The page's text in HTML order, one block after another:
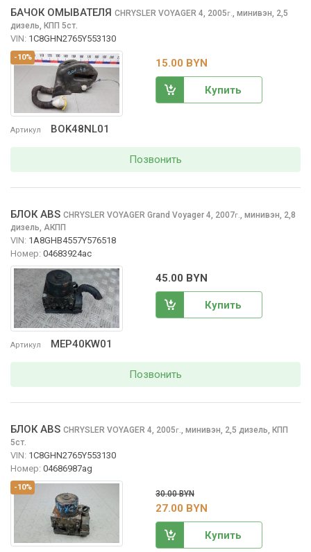
-10%
Артикул BOK48NL01
БАЧОК ОМЫВАТЕЛЯ CHRYSLER VOYAGER 4, 2005г., минивэн, 2,5
дизель, КПП 5ст.
VIN: 1C8GHN2765Y553130
15.00 BYN
Купить
Позвонить
Артикул MEP40KW01
БЛОК ABS CHRYSLER VOYAGER Grand Voyager 4, 2007г., минивэн, 2,8
дизель, АКПП
VIN: 1A8GHB4557Y576518
Номер: 04683924ac
45.00 BYN
Купить
Позвонить
-10%
БЛОК ABS CHRYSLER VOYAGER 4, 2005г., минивэн, 2,5 дизель, КПП
5ст.
VIN: 1C8GHN2765Y553130
Номер: 04686987ag
30.00 BYN
27.00 BYN
Купить